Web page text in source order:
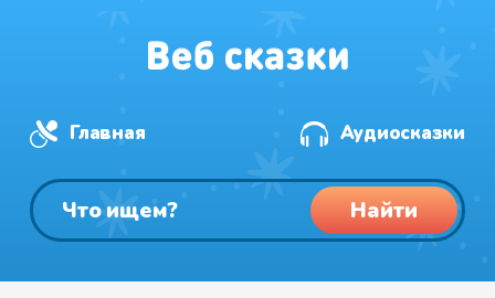
Главная Аудиосказки
Найти